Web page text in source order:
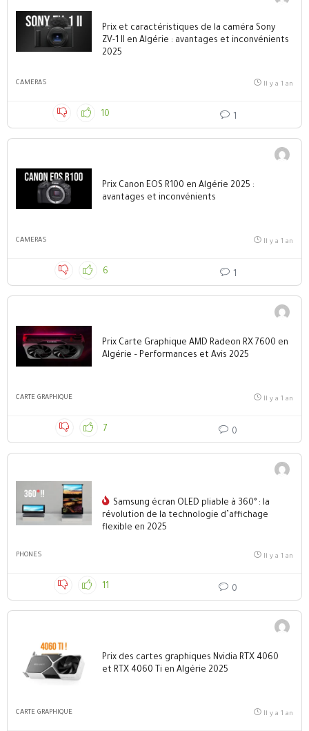
Prix et caractéristiques de la caméra Sony
ZV-1 II en Algérie : avantages et inconvénients
2025
CAMERAS Il y a 1 an
10 1
Prix Canon EOS R100 en Algérie 2025 :
avantages et inconvénients
CAMERAS Il y a 1 an
6 1
Prix Carte Graphique AMD Radeon RX 7600 en
Algérie – Performances et Avis 2025
CARTE GRAPHIQUE Il y a 1 an
7 0
Samsung écran OLED pliable à 360° : la
révolution de la technologie d’affichage
flexible en 2025
PHONES Il y a 1 an
11 0
Prix des cartes graphiques Nvidia RTX 4060
et RTX 4060 Ti en Algérie 2025
CARTE GRAPHIQUE Il y a 1 an